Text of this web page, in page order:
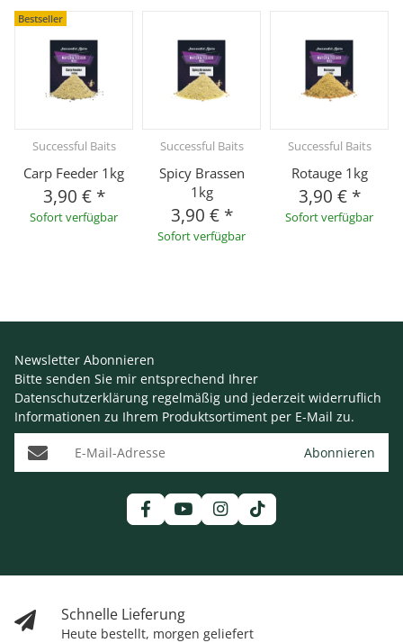
Bestseller
Successful Baits
Carp Feeder 1kg
3,90 € *
Sofort verfügbar
Successful Baits
Spicy Brassen
1kg
3,90 € *
Sofort verfügbar
Successful Baits
Rotauge 1kg
3,90 € *
Sofort verfügbar
Schnelle Lieferung
Heute bestellt, morgen geliefert
Newsletter Abonnieren
Bitte senden Sie mir entsprechend Ihrer
Datenschutzerklärung regelmäßig und jederzeit widerruflich
Informationen zu Ihrem Produktsortiment per E-Mail zu.
E-Mail-Adresse Abonnieren